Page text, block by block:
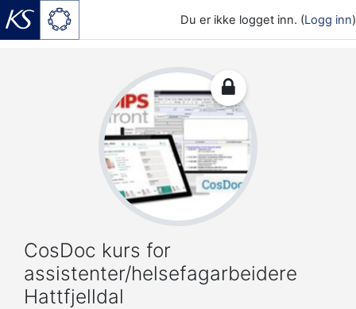
Du er ikke logget inn. (Logg inn)
CosDoc kurs for
assistenter/helsefagarbeidere
Hattfjelldal